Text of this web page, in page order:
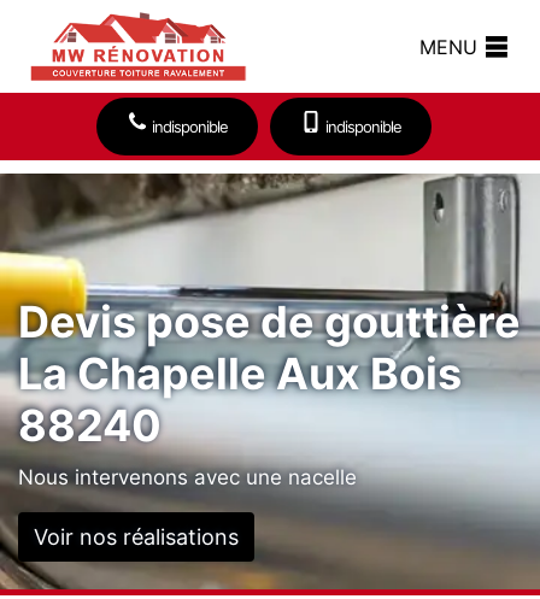
MENU
indisponible indisponible
Devis pose de gouttière
La Chapelle Aux Bois
88240
Nous intervenons avec une nacelle
Voir nos réalisations